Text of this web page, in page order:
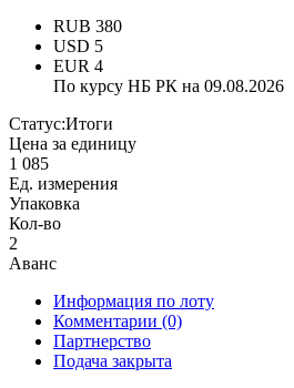
RUB 380
USD 5
EUR 4
По курсу НБ РК на 09.08.2026
Статус:Итоги
Цена за единицу
1 085
Ед. измерения
Упаковка
Кол-во
2
Аванс
Информация по лоту
Комментарии (0)
Партнерство
Подача закрыта